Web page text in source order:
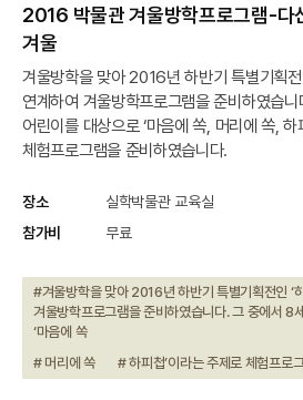
2016 박물관 겨울방학프로그램-다
겨울
겨울방학을 맞아 2016년 하반기 특별기획전
연계하여 겨울방학프로그램을 준비하였습
어린이를 대상으로 ‘마음에 쏙, 머리에 쏙, 하
체험프로그램을 준비하였습니다.
장소
실학박물관 교육실
참가비
무료
#겨울방학을 맞아 2016년 하반기 특별기획전인 ‘
겨울방학프로그램을 준비하였습니다. 그 중에서 8
‘마음에 쏙
# 머리에 쏙
# 하피첩’이라는 주제로 체험프로